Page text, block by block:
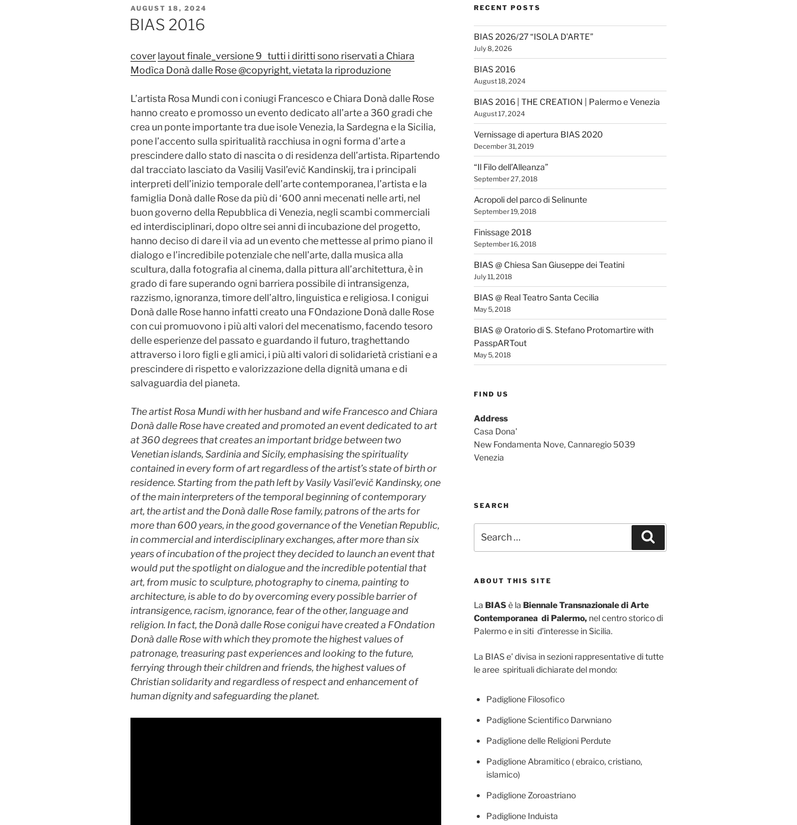
POSTED
ON
AUGUST 18, 2024
BIAS 2016
cover layout finale_versione 9 tutti i diritti sono riservati a Chiara
Modìca Donà dalle Rose @copyright, vietata la riproduzione
L’artista Rosa Mundi con i coniugi Francesco e Chiara Donà dalle Rose
hanno creato e promosso un evento dedicato all’arte a 360 gradi che
crea un ponte importante tra due isole Venezia, la Sardegna e la Sicilia,
pone l’accento sulla spiritualità racchiusa in ogni forma d’arte a
prescindere dallo stato di nascita o di residenza dell’artista. Ripartendo
dal tracciato lasciato da Vasilij Vasil’evič Kandinskij, tra i principali
interpreti dell’inizio temporale dell’arte contemporanea, l’artista e la
famiglia Donà dalle Rose da più di ‘600 anni mecenati nelle arti, nel
buon governo della Repubblica di Venezia, negli scambi commerciali
ed interdisciplinari, dopo oltre sei anni di incubazione del progetto,
hanno deciso di dare il via ad un evento che mettesse al primo piano il
dialogo e l’incredibile potenziale che nell’arte, dalla musica alla
scultura, dalla fotografia al cinema, dalla pittura all’architettura, è in
grado di fare superando ogni barriera possibile di intransigenza,
razzismo, ignoranza, timore dell’altro, linguistica e religiosa. I conigui
Donà dalle Rose hanno infatti creato una FOndazione Donà dalle Rose
con cui promuovono i più alti valori del mecenatismo, facendo tesoro
delle esperienze del passato e guardando il futuro, traghettando
attraverso i loro figli e gli amici, i più alti valori di solidarietà cristiani e a
prescindere di rispetto e valorizzazione della dignità umana e di
salvaguardia del pianeta.
The artist Rosa Mundi with her husband and wife Francesco and Chiara
Donà dalle Rose have created and promoted an event dedicated to art
at 360 degrees that creates an important bridge between two
Venetian islands, Sardinia and Sicily, emphasising the spirituality
contained in every form of art regardless of the artist’s state of birth or
residence. Starting from the path left by Vasily Vasil’evič Kandinsky, one
of the main interpreters of the temporal beginning of contemporary
art, the artist and the Donà dalle Rose family, patrons of the arts for
more than 600 years, in the good governance of the Venetian Republic,
in commercial and interdisciplinary exchanges, after more than six
years of incubation of the project they decided to launch an event that
would put the spotlight on dialogue and the incredible potential that
art, from music to sculpture, photography to cinema, painting to
architecture, is able to do by overcoming every possible barrier of
intransigence, racism, ignorance, fear of the other, language and
religion. In fact, the Donà dalle Rose conigui have created a FOndation
Donà dalle Rose with which they promote the highest values of
patronage, treasuring past experiences and looking to the future,
ferrying through their children and friends, the highest values of
Christian solidarity and regardless of respect and enhancement of
human dignity and safeguarding the planet.
RECENT POSTS
BIAS 2026/27 “ISOLA D’ARTE”
July 8, 2026
BIAS 2016
August 18, 2024
BIAS 2016 | THE CREATION | Palermo e Venezia
August 17, 2024
Vernissage di apertura BIAS 2020
December 31, 2019
“Il Filo dell’Alleanza”
September 27, 2018
Acropoli del parco di Selinunte
September 19, 2018
Finissage 2018
September 16, 2018
BIAS @ Chiesa San Giuseppe dei Teatini
July 11, 2018
BIAS @ Real Teatro Santa Cecilia
May 5, 2018
BIAS @ Oratorio di S. Stefano Protomartire with
PasspARTout
May 5, 2018
FIND US
Address
Casa Dona'
New Fondamenta Nove, Cannaregio 5039
Venezia
SEARCH
for:
ABOUT THIS SITE
La BIASè la Biennale Transnazionale di Arte
Contemporanea di Palermo, nel centro storico di
Palermo e in siti d’interesse in Sicilia.
La BIAS e’ divisa in sezioni rappresentative di tutte
le aree spirituali dichiarate del mondo:
Padiglione Filosofico
Padiglione Scientifico Darwniano
Padiglione delle Religioni Perdute
Padiglione Abramitico ( ebraico, cristiano,
islamico)
Padiglione Zoroastriano
Padiglione Induista